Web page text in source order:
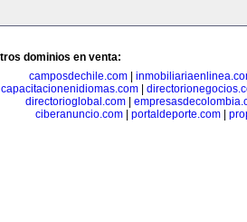
dominios en venta:
camposdechile.com
capacitacionenidiomas.com|
directorioglobal.com|
ciberanuncio.com| portaldeporte.com|